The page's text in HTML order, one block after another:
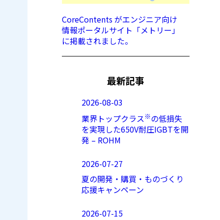
CoreContents がエンジニア向け
情報ポータルサイト「メトリー」
に掲載されました。
最新記事
2026-08-03
業界トップクラス※の低損失
を実現した650V耐圧IGBTを開
発 – ROHM
2026-07-27
夏の開発・購買・ものづくり
応援キャンペーン
2026-07-15